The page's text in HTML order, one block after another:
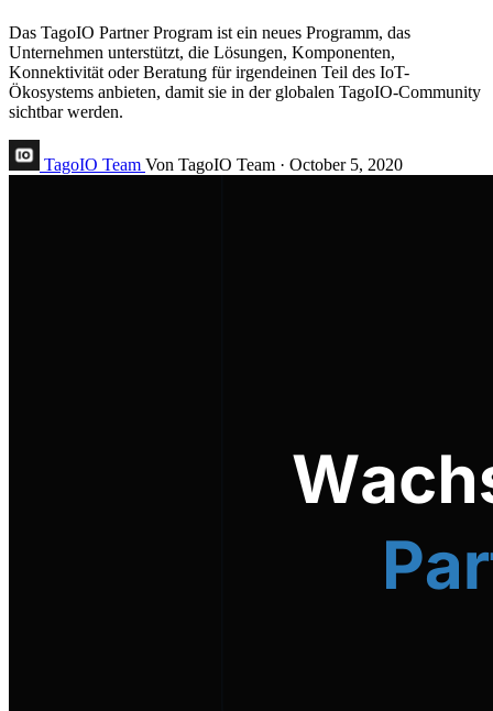
Das TagoIO Partner Program ist ein neues Programm, das
Unternehmen unterstützt, die Lösungen, Komponenten,
Konnektivität oder Beratung für irgendeinen Teil des IoT-
Ökosystems anbieten, damit sie in der globalen TagoIO-Community
sichtbar werden.
TagoIO Team Von TagoIO Team · October 5, 2020